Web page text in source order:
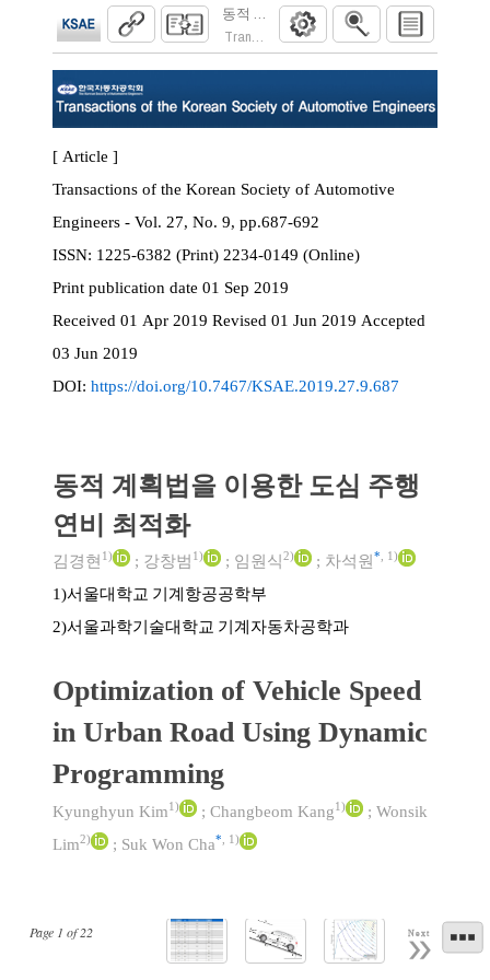
동적 계획법을 이용한 도심 주행 연비 최적
Transactions of the Korean Society of
Page 1 of22 Next
[ Article ]
Transactions of the Korean Society of Automotive
Engineers - Vol. 27, No. 9, pp.687-692
ISSN:
1225-6382 (Print) 2234-0149 (Online)
Print publication date 01 Sep 2019
Received 01 Apr 2019 Revised 01 Jun 2019 Accepted
03 Jun 2019
DOI: https://doi.org/10.7467/KSAE.2019.27.9.687
동적 계획법을 이용한 도심 주행
연비 최적화
김경현 1) ; 강창범 1) ; 임원식2) ; 차석원* 1)
1)서울대학교 기계항공공학부
2)서울과학기술대학교 기계자동차공학과
Optimization of Vehicle Speed
in Urban Road Using Dynamic
Programming
Kyunghyun Kim1) ; Changbeom Kang1) ; Wonsik
Lim2) ; Suk Won Cha*, 1)